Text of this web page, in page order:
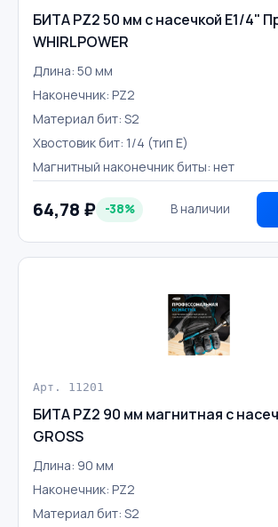
БИТА PZ2 50 мм с насечкой E1/4"
WHIRLPOWER
Длина: 50 мм
Наконечник: PZ2
Материал бит: S2
Хвостовик бит: 1/4 (тип Е)
Магнитный наконечник биты: нет
64,78 ₽ -38% В наличии
Арт. 11201
БИТА PZ2 90 мм магнитная с
GROSS
Длина: 90 мм
Наконечник: PZ2
Материал бит: S2